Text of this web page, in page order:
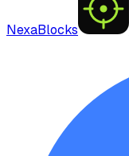
NexaBlocks